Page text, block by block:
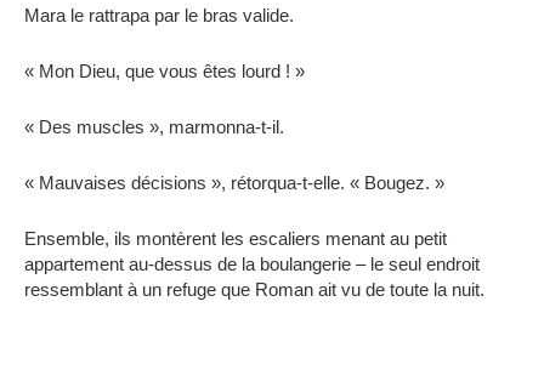
Mara le rattrapa par le bras valide.
« Mon Dieu, que vous êtes lourd ! »
« Des muscles », marmonna-t-il.
« Mauvaises décisions », rétorqua-t-elle. « Bougez. »
Ensemble, ils montèrent les escaliers menant au petit
appartement au-dessus de la boulangerie – le seul endroit
ressemblant à un refuge que Roman ait vu de toute la nuit.